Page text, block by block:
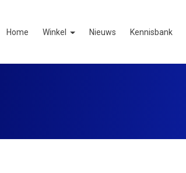
Home Winkel Nieuws Kennisbank